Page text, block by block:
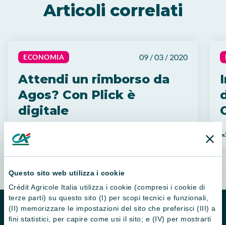
Questo sito web utilizza i cookie
Crédit Agricole Italia utilizza i cookie (compresi i cookie di
terze parti) su questo sito (I) per scopi tecnici e funzionali,
(II) memorizzare le impostazioni del sito che preferisci (III) a
fini statistici, per capire come usi il sito; e (IV) per mostrarti
Articoli correlati
ECONOMIA 09 / 03 / 2020
Attendi un rimborso da
Agos? Con Plick è
digitale
Leggi di più